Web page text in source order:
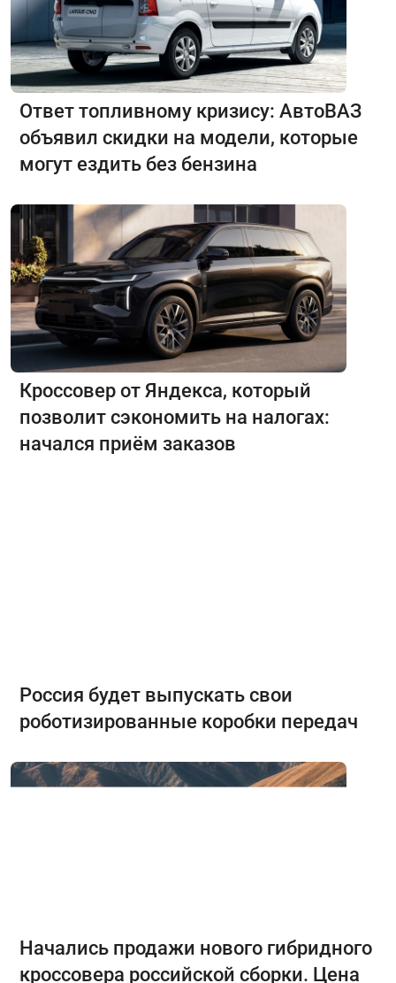
Ответ топливному кризису: АвтоВАЗ
объявил скидки на модели, которые
могут ездить без бензина
Кроссовер от Яндекса, который
позволит сэкономить на налогах:
начался приём заказов
Россия будет выпускать свои
роботизированные коробки передач
Начались продажи нового гибридного
кроссовера российской сборки. Цена